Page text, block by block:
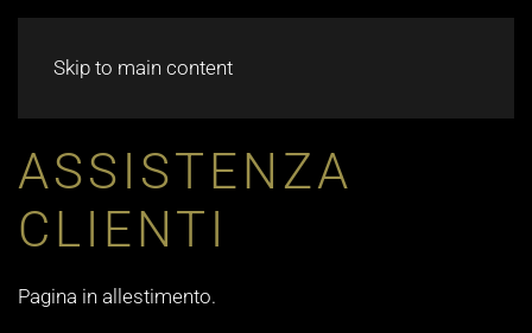
Skip to main content
ASSISTENZA
CLIENTI
Pagina in allestimento.